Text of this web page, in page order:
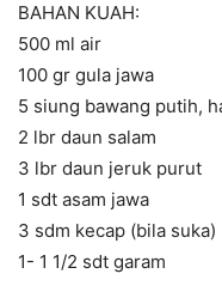
BAHAN KUAH:
500 ml air
100 gr gula jawa
5 siung bawang putih,
2 lbr daun salam
3 lbr daun jeruk purut
1 sdt asam jawa
3 sdm kecap (bila suka)
1- 1 1/2 sdt garam